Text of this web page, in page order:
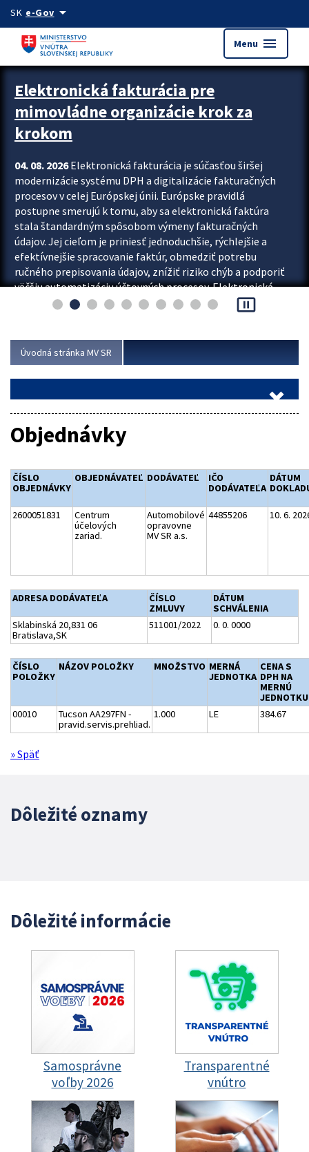
Preskocit na hlavný obsah
SK e-Govarrow_drop_down
Menu menu
Zastavit automatický posun upútavok
Elektronická fakturácia pre
mimovládne organizácie krok za
krokom
04. 08. 2026Elektronická fakturácia je súčasťou širšej
modernizácie systému DPH a digitalizácie fakturačných
procesov v celej Európskej únii. Európske pravidlá
postupne smerujú k tomu, aby sa elektronická faktúra
stala štandardným spôsobom výmeny fakturačných
údajov. Jej cieľom je priniesť jednoduchšie, rýchlejšie a
efektívnejšie spracovanie faktúr, obmedziť potrebu
ručného prepisovania údajov, znížiť riziko chýb a podporiť
väčšiu automatizáciu účtovných procesov. Elektronická
fakturácia preto nepredstavuje...
pause_presentation
Úvodná stránka MV SR
Objednávky
ČÍSLO
OBJEDNÁVKY
OBJEDNÁVATEĽ DODÁVATEĽ
IČO
DODÁVATEĽA
DÁTUM
2600051831
Centrum
účelových
zariad.
Automobilové
opravovne
MV SR a.s.
44855206 10. 6.
ADRESA DODÁVATEĽA
ČÍSLO
ZMLUVY
DÁTUM
SCHVÁLENIA
Sklabinská 20,831 06
Bratislava,SK
511001/2022 0. 0. 0000
ČÍSLO
POLOŽKY
NÁZOV POLOŽKY MNOŽSTVO MERNÁ
JEDNOTKA
CENA S
DPH NA
MERNÚ
JEDNOTKU
00010
Tucson AA297FN -
pravid.servis.prehliad.
1.000 LE 384.67
» Späť
Dôležité oznamy
Dôležité informácie
Samosprávne
voľby 2026
Transparentné
vnútro